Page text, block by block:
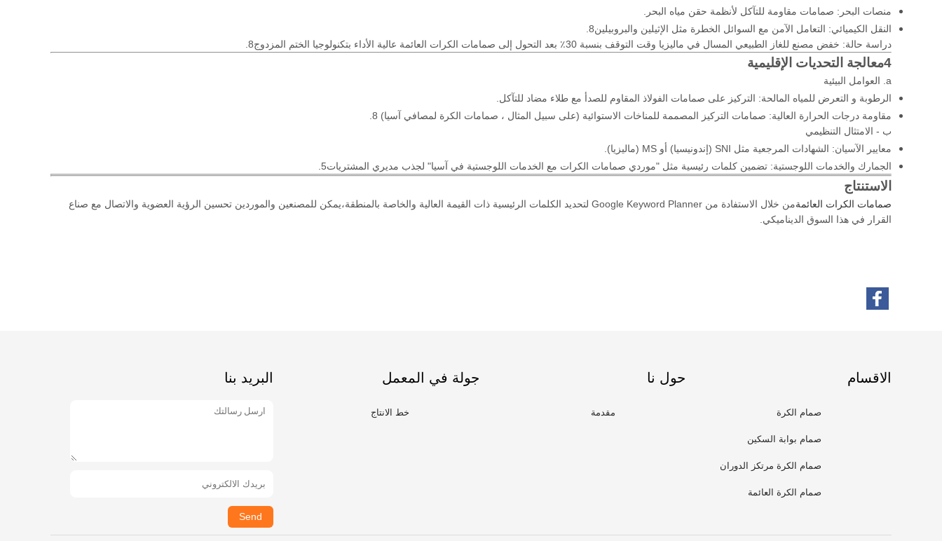
منصات البحر: صمامات مقاومة للتآكل لأنظمة حقن مياه البحر.
النقل الكيميائي: التعامل الآمن مع السوائل الخطرة مثل الإثيلين والبروبيلين8.
دراسة حالة: خفض مصنع للغاز الطبيعي المسال في ماليزيا وقت التوقف بنسبة 30٪ بعد التحول إلى صمامات الكرات العائمة عالية الأداء بتكنولوجيا الختم المزدوج8.
4معالجة التحديات الإقليمية
a. العوامل البيئية
الرطوبة و التعرض للمياه المالحة: التركيز على صمامات الفولاذ المقاوم للصدأ مع طلاء مضاد للتآكل.
مقاومة درجات الحرارة العالية: صمامات التركيز المصممة للمناخات الاستوائية (على سبيل المثال ، صمامات الكرة لمصافي آسيا) 8.
ب - الامتثال التنظيمي
معايير الآسيان: الشهادات المرجعية مثل SNI (إندونيسيا) أو MS (ماليزيا).
الجمارك والخدمات اللوجستية: تضمين كلمات رئيسية مثل "موردي صمامات الكرات مع الخدمات اللوجستية في آسيا" لجذب مديري المشتريات5.
الاستنتاج
صمامات الكرات العائمة
من خلال الاستفادة من Google Keyword Planner لتحديد الكلمات الرئيسية ذات القيمة العالية والخاصة بالمنطقة،يمكن للمصنعين والموردين تحسين الرؤية العضوية والاتصال مع صناع
القرار في هذا السوق الديناميكي.
الاقسام
صمام الكرة
صمام بوابة السكين
صمام الكرة مرتكز الدوران
صمام الكرة العائمة
حول نا
مقدمة
جولة في المعمل
خط الانتاج
البريد بنا
Send